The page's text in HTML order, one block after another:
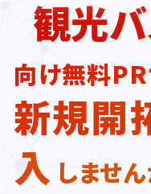
観光
向け無料PR
新規開
入 しませ